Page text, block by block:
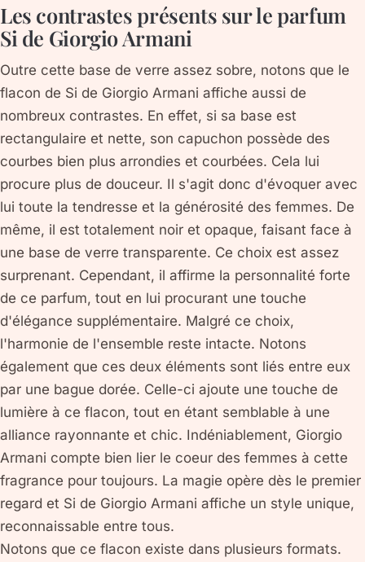
Les contrastes présents sur le parfum
Si de Giorgio Armani
Outre cette base de verre assez sobre, notons que le
flacon de Si de Giorgio Armani affiche aussi de
nombreux contrastes. En effet, si sa base est
rectangulaire et nette, son capuchon possède des
courbes bien plus arrondies et courbées. Cela lui
procure plus de douceur. Il s'agit donc d'évoquer avec
lui toute la tendresse et la générosité des femmes. De
même, il est totalement noir et opaque, faisant face à
une base de verre transparente. Ce choix est assez
surprenant. Cependant, il affirme la personnalité forte
de ce parfum, tout en lui procurant une touche
d'élégance supplémentaire. Malgré ce choix,
l'harmonie de l'ensemble reste intacte. Notons
également que ces deux éléments sont liés entre eux
par une bague dorée. Celle-ci ajoute une touche de
lumière à ce flacon, tout en étant semblable à une
alliance rayonnante et chic. Indéniablement, Giorgio
Armani compte bien lier le coeur des femmes à cette
fragrance pour toujours. La magie opère dès le premier
regard et Si de Giorgio Armani affiche un style unique,
reconnaissable entre tous.
Notons que ce flacon existe dans plusieurs formats.